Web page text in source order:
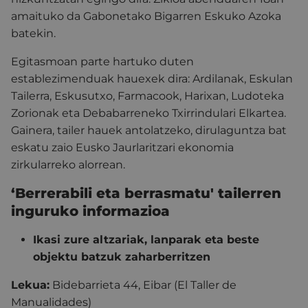
amaituko da Gabonetako Bigarren Eskuko Azoka
batekin.
Egitasmoan parte hartuko duten
establezimenduak hauexek dira: Ardilanak, Eskulan
Tailerra, Eskusutxo, Farmacook, Harixan, Ludoteka
Zorionak eta Debabarreneko Txirrindulari Elkartea.
Gainera, tailer hauek antolatzeko, dirulaguntza bat
eskatu zaio Eusko Jaurlaritzari ekonomia
zirkularreko alorrean.
‘Berrerabili eta berrasmatu' tailerren
inguruko informazioa
Ikasi zure altzariak, lanparak eta beste
objektu batzuk zaharberritzen
Lekua: Bidebarrieta 44, Eibar (El Taller de
Manualidades)